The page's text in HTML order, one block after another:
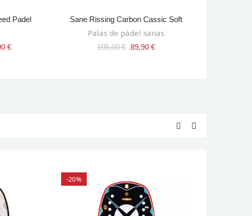
Padel
€
AÑADIR AL CARRITO
Sane Rissing Carbon Cassic Soft
Palas de pádel sanas
105,00 € 89,90 €
-20%